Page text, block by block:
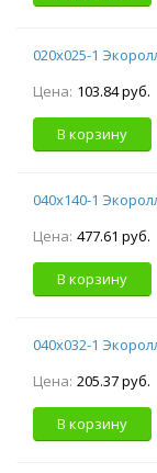
020х025-1
Цена: 103.84 руб.
В корзину
040х140-1
Цена: 477.61 руб.
В корзину
040х032-1
Цена: 205.37 руб.
В корзину